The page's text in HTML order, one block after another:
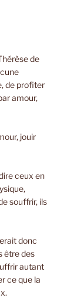
de
de profiter
amour,
jouir
ceux en
souffrir, ils
donc
être des
autant
ce que la